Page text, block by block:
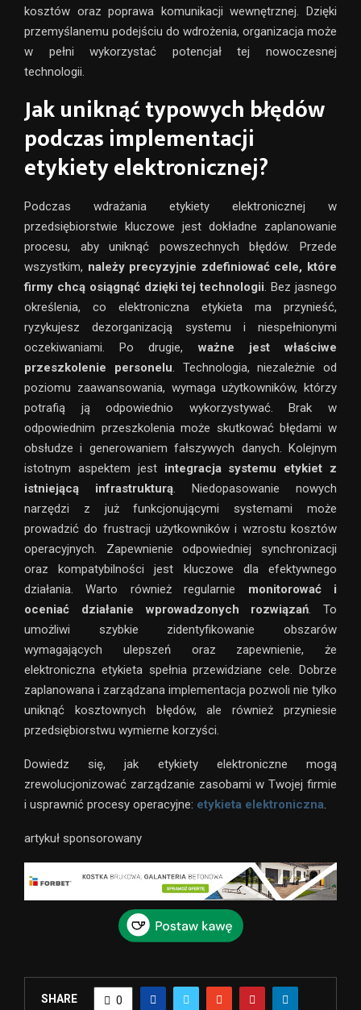
kosztów oraz poprawa komunikacji wewnętrznej. Dzięki
przemyślanemu podejściu do wdrożenia, organizacja może
w pełni wykorzystać potencjał tej nowoczesnej
technologii.
Jak uniknąć typowych błędów
podczas implementacji
etykiety elektronicznej?
Podczas wdrażania etykiety elektronicznej w
przedsiębiorstwie kluczowe jest dokładne zaplanowanie
procesu, aby uniknąć powszechnych błędów. Przede
wszystkim, należy precyzyjnie zdefiniować cele, które
firmy chcą osiągnąć dzięki tej technologii . Bez jasnego
określenia, co elektroniczna etykieta ma przynieść,
ryzykujesz dezorganizacją systemu i niespełnionymi
oczekiwaniami. Po drugie,ważne jest właściwe
przeszkolenie personelu . Technologia, niezależnie od
poziomu zaawansowania, wymaga użytkowników, którzy
potrafią ją odpowiednio wykorzystywać. Brak w
odpowiednim przeszkolenia może skutkować błędami w
obsłudze i generowaniem fałszywych danych. Kolejnym
istotnym aspektem jest integracja systemu etykiet z
istniejącą infrastrukturą . Niedopasowanie nowych
narzędzi z już funkcjonującymi systemami może
prowadzić do frustracji użytkowników i wzrostu kosztów
operacyjnych. Zapewnienie odpowiedniej synchronizacji
oraz kompatybilności jest kluczowe dla efektywnego
działania. Warto również regularnie monitorować i
oceniać działanie wprowadzonych rozwiązań . To
umożliwi szybkie zidentyfikowanie obszarów
wymagających ulepszeń oraz zapewnienie, że
elektroniczna etykieta spełnia przewidziane cele. Dobrze
zaplanowana i zarządzana implementacja pozwoli nie tylko
uniknąć kosztownych błędów, ale również przyniesie
przedsiębiorstwu wymierne korzyści.
Dowiedz się, jak etykiety elektroniczne mogą
zrewolucjonizować zarządzanie zasobami w Twojej firmie
i usprawnić procesy operacyjne: etykieta elektroniczna
artykuł sponsorowany
SHARE 0